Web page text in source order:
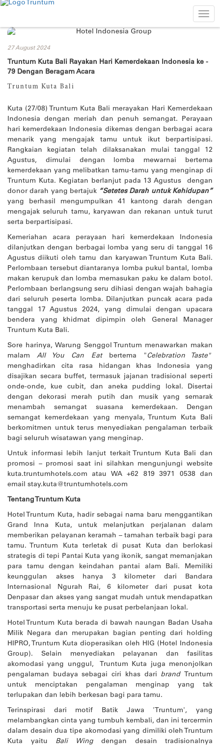
27 August 2024
Truntum Kuta Bali Rayakan Hari Kemerdekaan Indonesia ke -
79 Dengan Beragam Acara
Truntum Kuta Bali
Kuta (27/08) Truntum Kuta Bali merayakan Hari Kemerdekaan
Indonesia dengan meriah dan penuh semangat. Perayaan
hari kemerdekaan Indonesia dikemas dengan berbagai acara
menarik yang mengajak tamu untuk ikut berpartisipasi.
Rangkaian kegiatan telah dilaksanakan mulai tanggal 12
Agustus, dimulai dengan lomba mewarnai bertema
kemerdekaan yang melibatkan tamu-tamu yang menginap di
Truntum Kuta. Kegiatan berlanjut pada 13 Agustus dengan
donor darah yang bertajuk “Setetes Darah untuk Kehidupan”
yang berhasil mengumpulkan 41 kantong darah dengan
mengajak seluruh tamu, karyawan dan rekanan untuk turut
serta berpartisipasi.
Kemeriahan acara perayaan hari kemerdekaan Indonesia
dilanjutkan dengan berbagai lomba yang seru di tanggal 16
Agustus diikuti oleh tamu dan karyawan Truntum Kuta Bali.
Perlombaan tersebut diantaranya lomba pukul bantal, lomba
makan kerupuk dan lomba memasukan paku ke dalam botol.
Perlombaan berlangsung seru dihiasi dengan wajah bahagia
dari seluruh peserta lomba. Dilanjutkan puncak acara pada
tanggal 17 Agustus 2024, yang dimulai dengan upacara
bendera yang khidmat dipimpin oleh General Manager
Truntum Kuta Bali.
Sore harinya, Warung Senggol Truntum menawarkan makan
malamAll You Can Eatbertema "Celebration Taste"
menghadirkan cita rasa hidangan khas Indonesia yang
disajikan secara buffet, termasuk jajanan tradisional seperti
onde-onde, kue cubit, dan aneka pudding lokal. Disertai
dengan dekorasi merah putih dan musik yang semarak
menambah semangat suasana kemerdekaan. Dengan
semangat kemerdekaan yang menyala, Truntum Kuta Bali
berkomitmen untuk terus menyediakan pengalaman terbaik
bagi seluruh wisatawan yang menginap.
Untuk informasi lebih lanjut terkait Truntum Kuta Bali dan
promosi – promosi saat ini silahkan mengunjungi website
kuta.truntumhotels.com atau WA +62 819 3971 0538 dan
email stay.kuta@truntumhotels.com
Tentang Truntum Kuta
Hotel Truntum Kuta, hadir sebagai nama baru menggantikan
Grand Inna Kuta, untuk melanjutkan perjalanan dalam
memberikan pelayanan keramah – tamahan terbaik bagi para
tamu. Truntum Kuta terletak di pusat Kuta dan berlokasi
strategis di tepi Pantai Kuta yang ikonik, sangat memanjakan
para tamu dengan keindahan pantai alam Bali. Memiliki
keunggulan akses hanya 3 kilometer dari Bandara
Internasional Ngurah Rai, 6 kilometer dari pusat kota
Denpasar dan akses yang sangat mudah untuk mendapatkan
transportasi serta menuju ke pusat perbelanjaan lokal.
Hotel Truntum Kuta berada di bawah naungan Badan Usaha
Milik Negara dan merupakan bagian penting dari holding
HIPRO, Truntum Kuta dioperasikan oleh HIG (Hotel Indonesia
Group). Selain menyediakan pelayanan dan fasilitas
akomodasi yang unggul, Truntum Kuta juga menonjolkan
pengalaman budaya sebagai ciri khas dari brandTruntum
untuk menciptakan pengalaman menginap yang tak
terlupakan dan lebih berkesan bagi para tamu.
Terinspirasi dari motif Batik Jawa 'Truntum', yang
melambangkan cinta yang tumbuh kembali, dan ini tercermin
dalam desain dua tipe akomodasi yang dimiliki oleh Truntum
Kuta yaitu Bali Wingdengan desain tradisionalnya